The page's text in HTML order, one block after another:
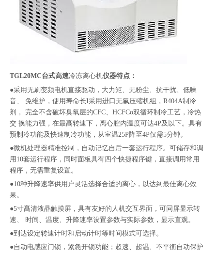
TGL20MC台式高速冷冻离心机仪器特点：
●采用无刷变频电机直接驱动，大力矩、无粉尘、抗干扰、低噪
音、 免维护，使用寿命长I采用进口无氟压缩机组，R404A制冷
剂， 完全不含破坏臭氧层的CFC、HCFCo双循环制冷工艺，冷热
交 换能力强，在最髙转速下，离心腔内温度可达4P及以下。具有
预制冷功能及快速制冷功能，从室温25P降至4P仅需5分钟。
●微机处理器精准控制，自动记忆自后一套运行程序。可储存和调
用10套运行程序，同时面板具有四个快捷程序键，直接调用常用
程序，无需重复设置。
●10种升降速率供用户灵活选择合适的离心，以达到最佳离心效
果。
●5寸髙清液晶触摸屏，具有友好的人机交互界面，可同屏显示转
速、 时间、温度、升降速率设置参数与实际参数，显示直观。
●到达设定转速计时和启动计时等时间模式可选择。
●自动电感应门锁，紧急开锁功能；超速、超温、不平衡自动保护